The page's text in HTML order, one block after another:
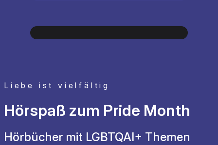
Liebe ist vielfältig
Hörspaß zum Pride Month
Hörbücher mit LGBTQAI+ Themen